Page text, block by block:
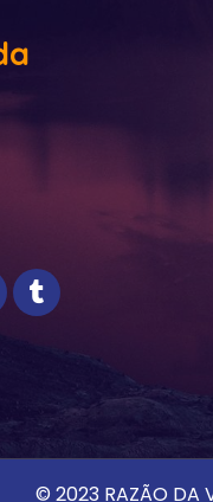
© 2023 RAZÃO DA